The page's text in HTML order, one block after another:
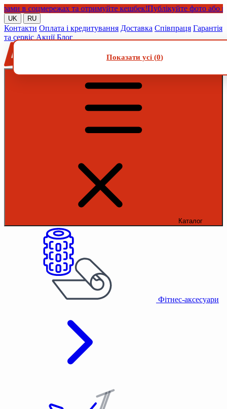
в соцмережах та отримуйте кешбек!Публікуйте фото або
UK RU
Контакти Оплата і кредитування Доставка Співпраця Гарантія
та сервіс Акції Блог
Каталог
Фітнес-аксесуари
Показати усі (0)